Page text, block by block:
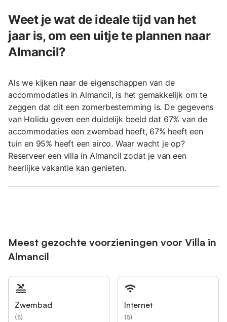
Weet je wat de ideale tijd van het
jaar is, om een uitje te plannen naar
Almancil?
Als we kijken naar de eigenschappen van de
accommodaties in Almancil, is het gemakkelijk om te
zeggen dat dit een zomerbestemming is. De gegevens
van Holidu geven een duidelijk beeld dat 67% van de
accommodaties een zwembad heeft, 67% heeft een
tuin en 95% heeft een airco. Waar wacht je op?
Reserveer een villa in Almancil zodat je van een
heerlijke vakantie kan genieten.
Meest gezochte voorzieningen voor Villa in
Almancil
Zwembad
(5)
Internet
(5)